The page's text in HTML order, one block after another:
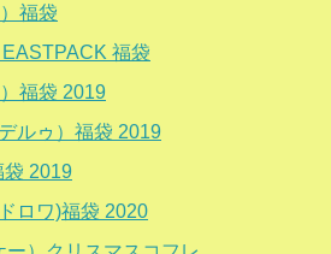
福袋
福袋
福袋 2019
ルゥ）福袋 2019
袋 2019
ロワ)福袋 2020